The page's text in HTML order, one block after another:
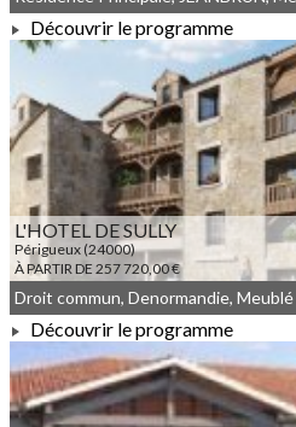
À PARTIR DE 189 000,00 €
Découvrir le programme
L'HOTEL DE SULLY
Périgueux (24000)
À PARTIR DE 257 720,00 €
À PARTIR DE 257 720,00 €
Découvrir le programme